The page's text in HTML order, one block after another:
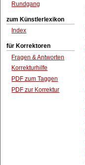
Rundgang
zum Künstlerlexikon
Index
für Korrektoren
Fragen & Antworten
Korrekturhilfe
PDF zum Taggen
PDF zur Korrektur